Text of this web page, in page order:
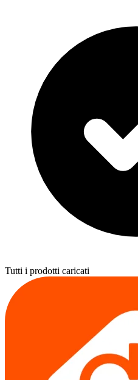
Tutti i prodotti caricati